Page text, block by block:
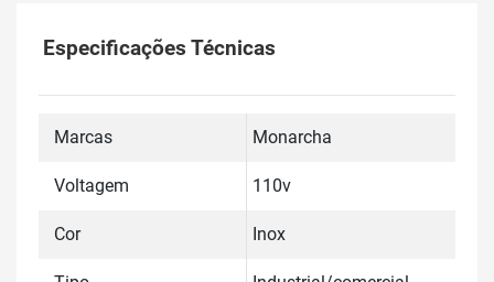
Especificações Técnicas
Marcas Monarcha
Voltagem 110v
Cor Inox